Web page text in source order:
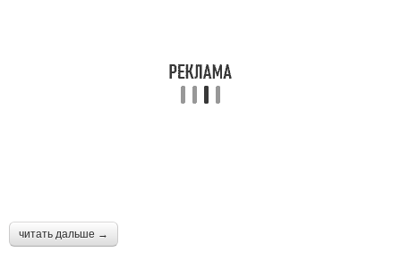
читать дальше →